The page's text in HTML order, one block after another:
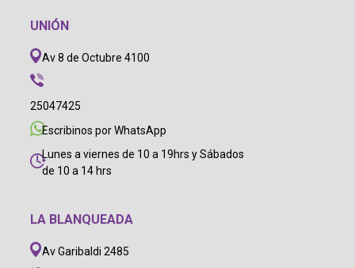
UNIÓN
Av 8 de Octubre 4100
25047425
Escribinos por WhatsApp
Lunes a viernes de 10 a 19hrs y Sábados
de 10 a 14 hrs
LA BLANQUEADA
Av Garibaldi 2485